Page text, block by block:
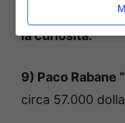
più costosi al
la curiosità.
9) Paco Rabane
circa 57.000